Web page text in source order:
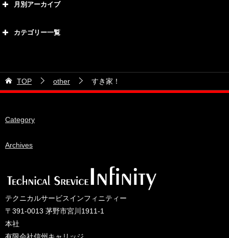
月別アーカイブ
2026年5月
2026年4月
2026年2月
2025年11月
2025年9月
カテゴリー一覧
21号車
28号車
TOP other すき家！
Category
Archives
テクニカルサービスインフィニティー
〒391-0013 茅野市宮川1911-1
本社